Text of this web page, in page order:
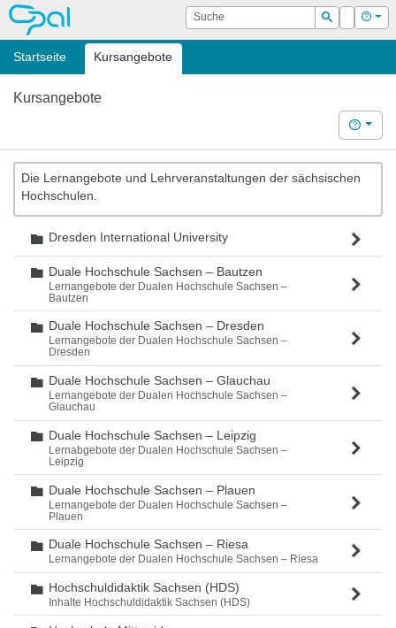
OPAL Suche
Suchen
Login Hilfe
Startseite Kursangebote
Kursangebote
Hilfe
Die Lernangebote und Lehrveranstaltungen der sächsischen
Hochschulen.
Ordner
Dresden International University
Ordner
Duale Hochschule Sachsen – Bautzen
Lernangebote der Dualen Hochschule Sachsen –
Bautzen
Ordner
Duale Hochschule Sachsen – Dresden
Lernangebote der Dualen Hochschule Sachsen –
Dresden
Ordner
Duale Hochschule Sachsen – Glauchau
Lernangebote der Dualen Hochschule Sachsen –
Glauchau
Ordner
Duale Hochschule Sachsen – Leipzig
Lernabgebote der Dualen Hochschule Sachsen –
Leipzig
Ordner
Duale Hochschule Sachsen – Plauen
Lernangebote der Dualen Hochschule Sachsen –
Plauen
Ordner
Duale Hochschule Sachsen – Riesa
Lernangebote der Dualen Hochschule Sachsen – Riesa
Ordner
Hochschuldidaktik Sachsen (HDS)
Inhalte Hochschuldidaktik Sachsen (HDS)